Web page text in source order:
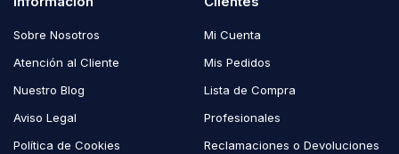
Sobre Nosotros
Atención al Cliente
Nuestro Blog
Aviso Legal
Política de Cookies
Mi Cuenta
Mis Pedidos
Lista de Compra
Profesionales
Reclamaciones o Devoluciones